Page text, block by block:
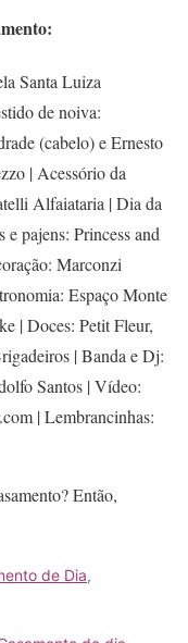
Santa Luiza
de noiva:
(cabelo) e Ernesto
| Acessório da
Alfaiataria | Dia da
pajens: Princess and
Marconzi
Espaço Monte
| Doces: Petit Fleur,
| Banda e Dj:
Santos | Vídeo:
| Lembrancinhas:
Então,
de Dia,